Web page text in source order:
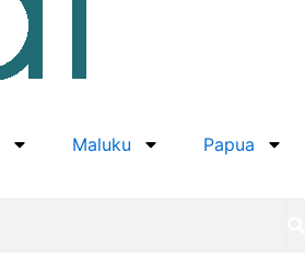
Maluku Papua